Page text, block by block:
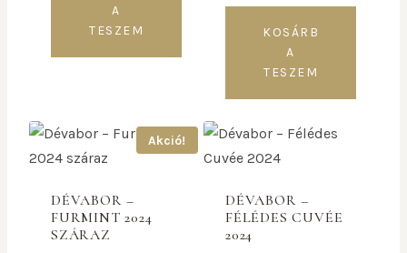
A
TESZEM
KOSÁRB
A
TESZEM
Akció!
DÉVABOR –
FURMINT 2024
SZÁRAZ
DÉVABOR –
FÉLÉDES CUVÉE
2024